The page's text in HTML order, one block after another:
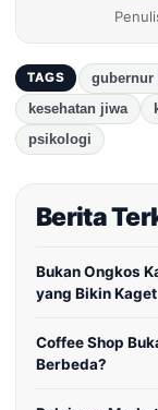
TAGS gubernur
kesehatan jiwa
psikologi
Berita
Bukan Ongkos
yang Bikin Kaget
Coffee Shop
Berbeda?